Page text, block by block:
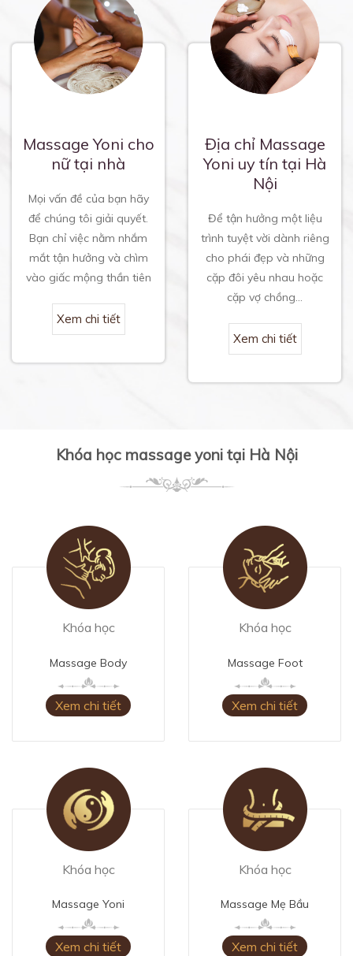
Massage Yoni cho
nữ tại nhà
Mọi vấn đề của bạn hãy
để chúng tôi giải quyết.
Bạn chỉ việc nằm nhắm
mắt tận hưởng và chìm
vào giấc mộng thần tiên
Xem chi tiết
Địa chỉ Massage
Yoni uy tín tại Hà
Nội
Để tận hưởng một liệu
trình tuyệt vời dành riêng
cho phái đẹp và những
cặp đôi yêu nhau hoặc
cặp vợ chồng…
Xem chi tiết
Khóa học massage yoni tại Hà Nội
Khóa học
Massage Body
Xem chi tiết
Khóa học
Massage Foot
Xem chi tiết
Khóa học
Massage Yoni
Xem chi tiết
Khóa học
Massage Mẹ Bầu
Xem chi tiết